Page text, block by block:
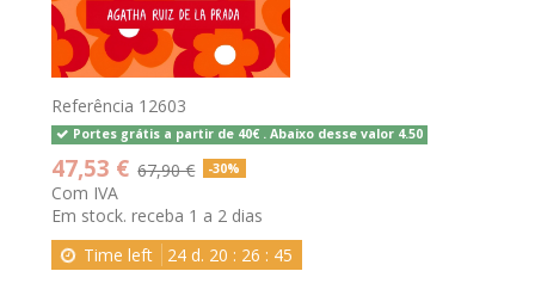
Referência 12603
Portes grátis a partir de 40€ . Abaixo desse valor 4.50
47,53 € 67,90 € -30%
Com IVA
Em stock. receba 1 a 2 dias
Time left
24d. 20 : 26 : 45